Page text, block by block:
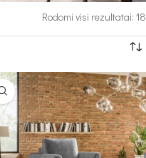
Rodomi visi rezultatai: 18